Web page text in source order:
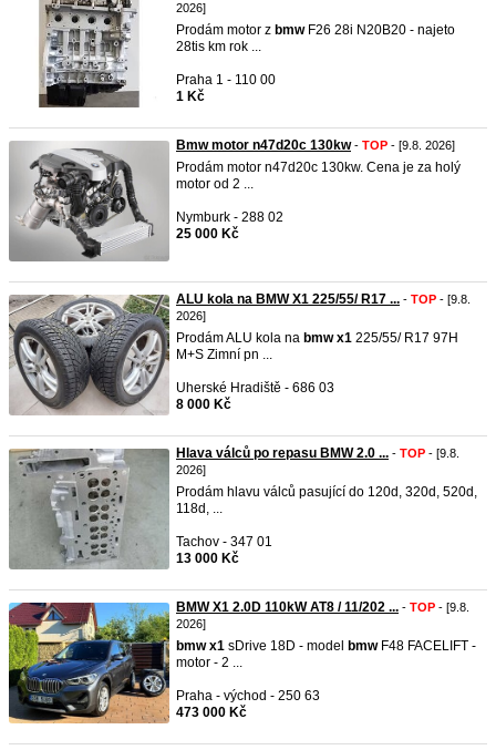
2026]
Prodám motor z bmwF26 28i N20B20 - najeto
28tis km rok ...
Praha 1 - 110 00
1 Kč
Bmw motor n47d20c 130kw- TOP - [9.8. 2026]
Prodám motor n47d20c 130kw. Cena je za holý
motor od 2 ...
Nymburk - 288 02
25 000 Kč
ALU kola na BMW X1 225/55/ R17 ... - TOP - [9.8.
2026]
Prodám ALU kola na bmw x1 225/55/ R17 97H
M+S Zimní pn ...
Uherské Hradiště - 686 03
8 000 Kč
Hlava válců po repasu BMW 2.0 ... - TOP - [9.8.
2026]
Prodám hlavu válců pasující do 120d, 320d, 520d,
118d, ...
Tachov - 347 01
13 000 Kč
BMW X1 2.0D 110kW AT8 / 11/202 ... - TOP - [9.8.
2026]
bmw x1 sDrive 18D - model bmwF48 FACELIFT -
motor - 2 ...
Praha - východ - 250 63
473 000 Kč